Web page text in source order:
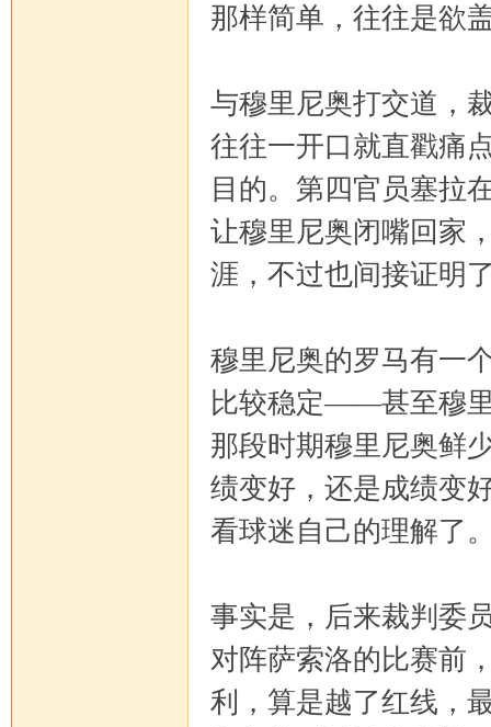
那样简单，往往是欲
与穆里尼奥打交道，
往往一开口就直戳痛
目的。第四官员塞拉
让穆里尼奥闭嘴回家
涯，不过也间接证明
穆里尼奥的罗马有一
比较稳定——甚至穆
那段时期穆里尼奥鲜
绩变好，还是成绩变
看球迷自己的理解了
事实是，后来裁判委
对阵萨索洛的比赛前
利，算是越了红线，